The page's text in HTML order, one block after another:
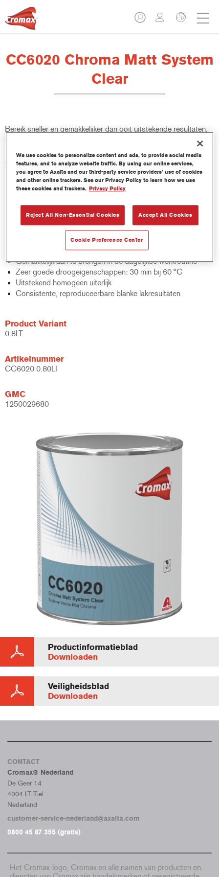
CC6020 Chroma Matt System
Clear
Bereik sneller en gemakkelijker dan ooit uitstekende resultaten.
CC6020 Chroma Matt System Clear & CC6010 Chroma Semi
afwerking - zelfs voor de ultralage glansniveaus. Met aanzienlijk
kortere droogtijden verhoogt dit eersteklas systeem ook de
productiviteit van schadeherstelbedrijven.
Product- eigenschappen
Geschikt voor de reparatie van moderne ultramatte OEM-
afwerkingen
Breed scala aan glansgradaties van 5 tot 65 glanseenheden
Gemakkelijk aan te brengen in de dagelijkse werkroutine
Zeer goede droogeigenschappen: 30 min bij 60 °C
Uitstekend homogeen uiterlijk
Consistente, reproduceerbare blanke lakresultaten
Product Variant
0.8LT
Artikelnummer
CC6020 0.80LI
GMC
1250029680
Productinformatieblad
Downloaden
Veiligheidsblad
Downloaden
CONTACT
Cromax® Nederland
De Geer 14
4004 LT Tiel
Nederland
customer-service-nederland@axalta.com
0800 45 87 355 (gratis)
Het Cromax-logo, Cromax en alle namen van producten en
We use cookies to personalize content and ads, to provide social media
features, and to analyze website traffic. By using our online services,
you agree to Axalta and our third-party service providers’ use of cookies
and other online trackers. See our Privacy Policy to learn how we use
these cookies and trackers. Privacy Policy
Reject All Non-Essential Cookies Accept All Cookies
Cookie Preference Center